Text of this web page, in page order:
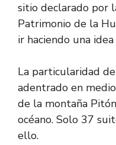
sitio declarado por
Patrimonio de la
ir haciendo una
La particularidad
adentrado en
de la montaña
océano. Solo 37
ello.